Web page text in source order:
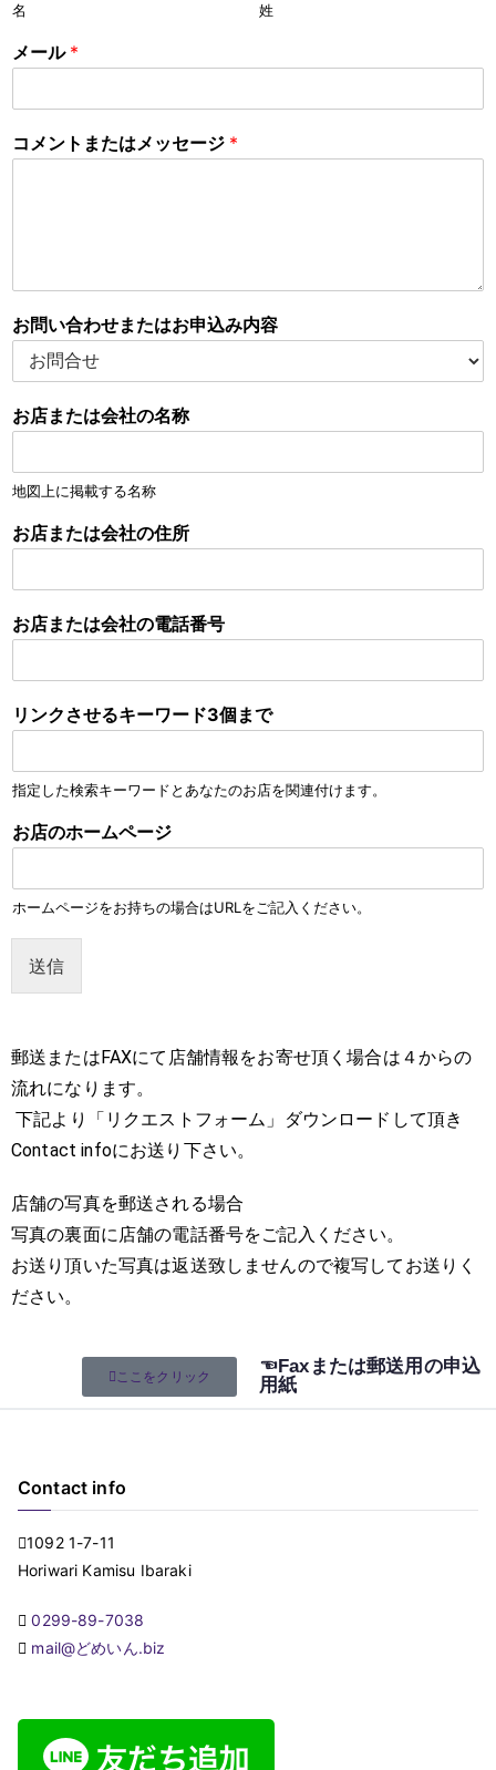
名 姓
メール *
コメントまたはメッセージ *
お問い合わせまたはお申込み内容
お店または会社の名称
地図上に掲載する名称
お店または会社の住所
お店または会社の電話番号
リンクさせるキーワード3個まで
指定した検索キーワードとあなたのお店を関連付けます。
お店のホームページ
ホームページをお持ちの場合はURLをご記入ください。
送信
郵送またはFAXにて店舗情報をお寄せ頂く場合は４からの
流れになります。
下記より「リクエストフォーム」ダウンロードして頂き
Contact infoにお送り下さい。
店舗の写真を郵送される場合
写真の裏面に店舗の電話番号をご記入ください。
お送り頂いた写真は返送致しませんので複写してお送りく
ださい。
ここをクリック
☜Faxまたは郵送用の申込
用紙
Contact info
1092 1-7-11
Horiwari Kamisu Ibaraki
0299-89-7038
mail@どめいん.biz